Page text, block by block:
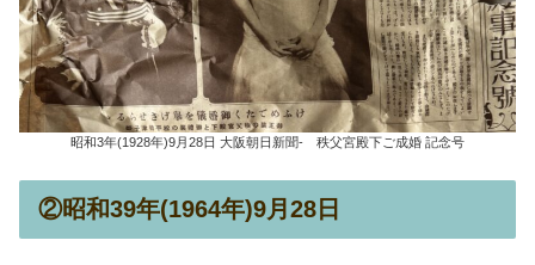
昭和3年(1928年)9月28日 大阪朝日新聞- 秩父宮殿下ご成婚 記念号
②昭和39年(1964年)9月28日